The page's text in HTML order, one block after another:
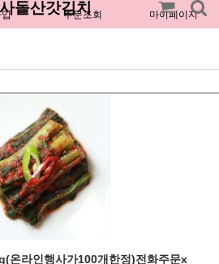
입 주문조회 마이페이지
돌산갓김치
온라인행사가100개한정)전화주문x